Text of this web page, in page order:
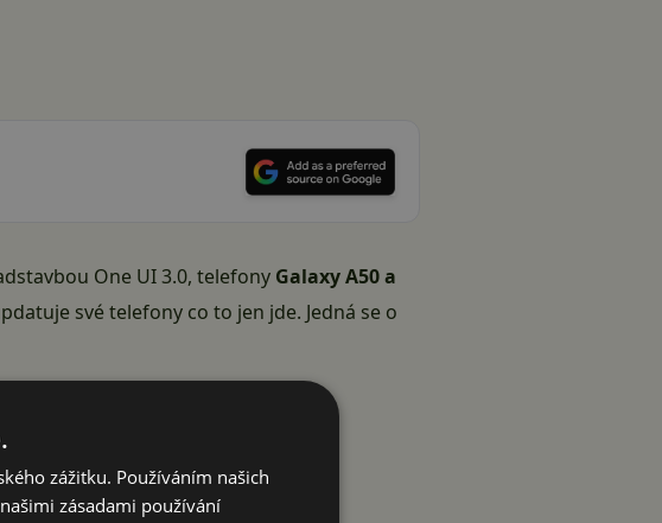
One UI 3.0, telefony Galaxy A50 a
své telefony co to jen jde. Jedná se o
zážitku. Používáním našich
zásadami používání